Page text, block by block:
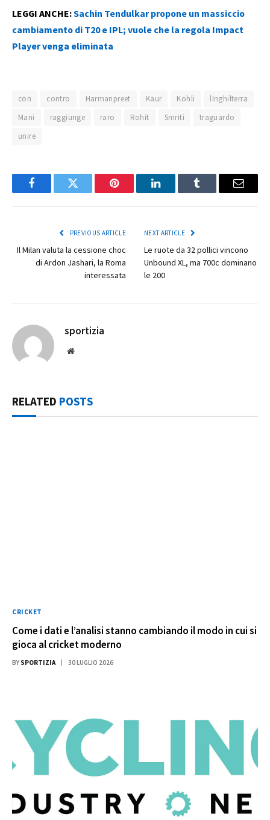
LEGGI ANCHE:Sachin Tendulkar propone un massiccio
cambiamento di T20 e IPL; vuole che la regola Impact
Player venga eliminata
con contro Harmanpreet Kaur Kohli
lInghilterra
Mani
raggiunge raro Rohit Smriti
traguardo
unire
FacebookTwitter Pinterest LinkedInTumblr Email
PREVIOUS ARTICLE
Il Milan valuta la cessione choc
di Ardon Jashari, la Roma
interessata
NEXT ARTICLE
Le ruote da 32 pollici vincono
Unbound XL, ma 700c dominano
le 200
sportizia
Website
RELATED POSTS
CRICKET
Come i dati e l’analisi stanno cambiando il modo in cui si
gioca al cricket moderno
BY SPORTIZIA 30 LUGLIO 2026